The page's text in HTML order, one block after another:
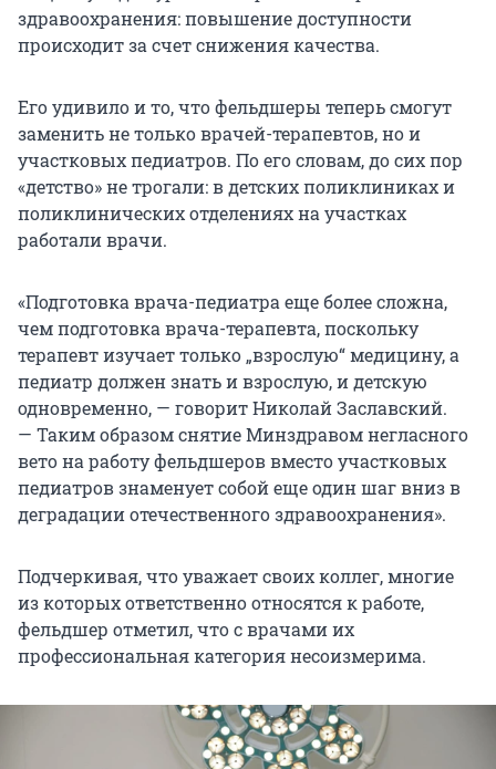
здравоохранения: повышение доступности
происходит за счет снижения качества.
Его удивило и то, что фельдшеры теперь смогут
заменить не только врачей-терапевтов, но и
участковых педиатров. По его словам, до сих пор
«детство» не трогали: в детских поликлиниках и
поликлинических отделениях на участках
работали врачи.
«Подготовка врача-педиатра еще более сложна,
чем подготовка врача-терапевта, поскольку
терапевт изучает только „взрослую“ медицину, а
педиатр должен знать и взрослую, и детскую
одновременно, — говорит Николай Заславский.
— Таким образом снятие Минздравом негласного
вето на работу фельдшеров вместо участковых
педиатров знаменует собой еще один шаг вниз в
деградации отечественного здравоохранения».
Подчеркивая, что уважает своих коллег, многие
из которых ответственно относятся к работе,
фельдшер отметил, что с врачами их
профессиональная категория несоизмерима.